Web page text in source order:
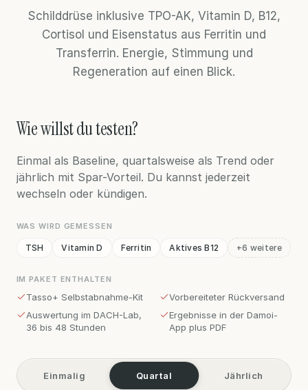
Schilddrüse inklusive TPO-AK, Vitamin D, B12,
Cortisol und Eisenstatus aus Ferritin und
Transferrin. Energie, Stimmung und
Regeneration auf einen Blick.
Wie willst du testen?
Einmal als Baseline, quartalsweise als Trend oder
jährlich mit Spar-Vorteil. Du kannst jederzeit
wechseln oder kündigen.
WAS WIRD GEMESSEN
TSH Vitamin D Ferritin Aktives B12 +6 weitere
IM PAKET ENTHALTEN
Tasso+ Selbstabnahme-Kit
Vorbereiteter Rückversand
Auswertung im DACH-Lab,
36 bis 48 Stunden
Ergebnisse in der Damoi-
App plus PDF
Einmalig Quartal Jährlich